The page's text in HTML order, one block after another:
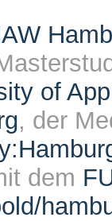
of
, der
dem